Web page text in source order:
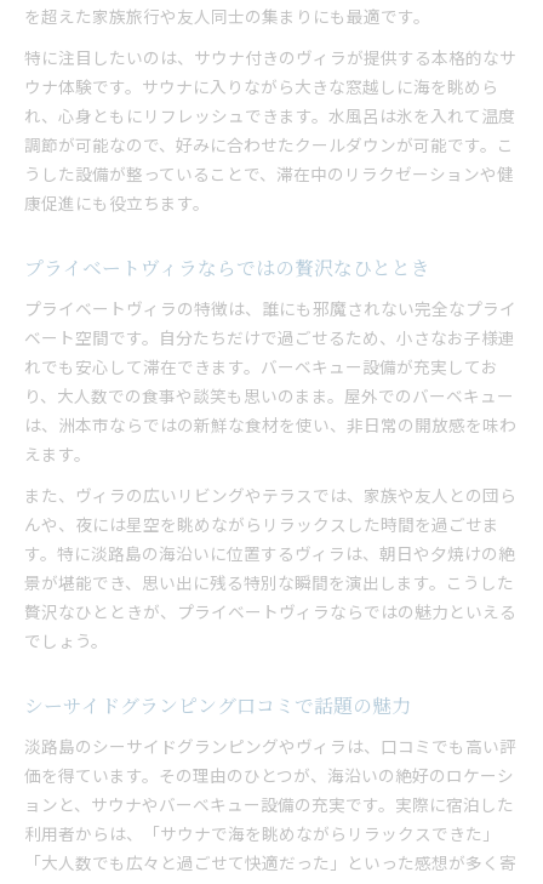
を超えた家族旅行や友人同士の集まりにも最適です。
特に注目したいのは、サウナ付きのヴィラが提供する本格的なサ
ウナ体験です。サウナに入りながら大きな窓越しに海を眺めら
れ、心身ともにリフレッシュできます。水風呂は氷を入れて温度
調節が可能なので、好みに合わせたクールダウンが可能です。こ
うした設備が整っていることで、滞在中のリラクゼーションや健
康促進にも役立ちます。
プライベートヴィラならではの贅沢なひととき
プライベートヴィラの特徴は、誰にも邪魔されない完全なプライ
ベート空間です。自分たちだけで過ごせるため、小さなお子様連
れでも安心して滞在できます。バーベキュー設備が充実してお
り、大人数での食事や談笑も思いのまま。屋外でのバーベキュー
は、洲本市ならではの新鮮な食材を使い、非日常の開放感を味わ
えます。
また、ヴィラの広いリビングやテラスでは、家族や友人との団ら
んや、夜には星空を眺めながらリラックスした時間を過ごせま
す。特に淡路島の海沿いに位置するヴィラは、朝日や夕焼けの絶
景が堪能でき、思い出に残る特別な瞬間を演出します。こうした
贅沢なひとときが、プライベートヴィラならではの魅力といえる
でしょう。
シーサイドグランピング口コミで話題の魅力
淡路島のシーサイドグランピングやヴィラは、口コミでも高い評
価を得ています。その理由のひとつが、海沿いの絶好のロケーシ
ョンと、サウナやバーベキュー設備の充実です。実際に宿泊した
利用者からは、「サウナで海を眺めながらリラックスできた」
「大人数でも広々と過ごせて快適だった」といった感想が多く寄